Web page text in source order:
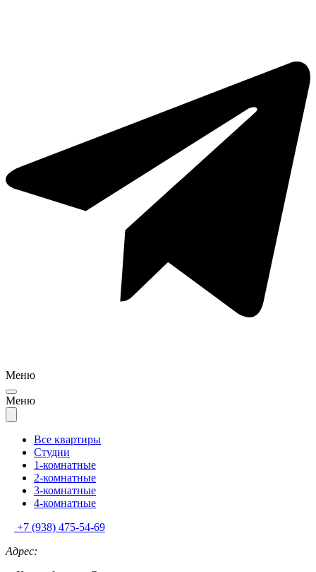
Меню
Меню
Все квартиры
Студии
1-комнатные
2-комнатные
3-комнатные
4-комнатные
+7 (938) 475-54-69
Адрес: